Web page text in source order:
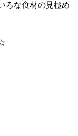
ろな食材の見極め